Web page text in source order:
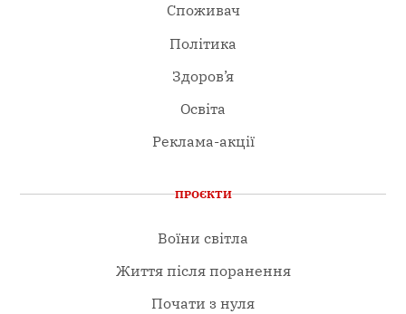
Споживач
Політика
Здоров’я
Освіта
Реклама-акції
ПРОЄКТИ
Воїни світла
Життя після поранення
Почати з нуля